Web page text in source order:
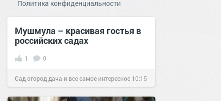
Политика конфиденциальности
Мушмула – красивая гостья в
российских садах
1 0
Сад огород дача и все самое интересное 10:15
15 май 2016